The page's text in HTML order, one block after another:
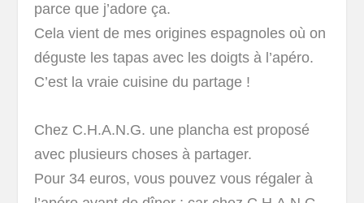
parce que j’adore ça.
Cela vient de mes origines espagnoles où on
déguste les tapas avec les doigts à l’apéro.
C’est la vraie cuisine du partage !
Chez C.H.A.N.G. une plancha est proposé
avec plusieurs choses à partager.
Pour 34 euros, vous pouvez vous régaler à